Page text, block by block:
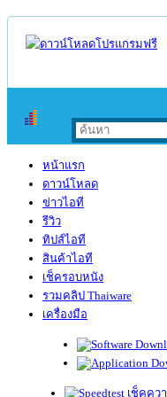
หน้าแรก
ดาวน์โหลด
ข่าวไอที
รีวิว
ทิปส์ไอที
สินค้าไอที
เช็ครอบหนัง
รวมคลิป Thaiware
เครื่องมือ
เช็คควา